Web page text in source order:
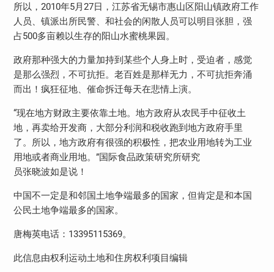
所以，2010年5月27日，江苏省无锡市惠山区阳山镇政府工作
人员、镇派出所民警、和社会的闲散人员可以明目张胆，强
占500多亩赖以生存的阳山水蜜桃果园。
政府那种强大的力量加持到某些个人身上时，受迫者，感觉
是那么强烈，不可抗拒。老百姓是那样无力，不可抗拒奔涌
而出！疯狂征地、催命拆迁每天在悲情上演。
“现在地方财政主要依靠土地。地方政府从农民手中征收土
地，再卖给开发商，大部分利润和税收跑到地方政府手里
了。所以，地方政府有很强的积极性，把农业用地转为工业
用地或者商业用地。”国际食品政策研究所研究
员张晓波如是说！
中国不一定是和邻国土地争端最多的国家，但肯定是和本国
公民土地争端最多的国家。
唐梅英电话：13395115369。
此信息由权利运动土地和住房权利项目编辑